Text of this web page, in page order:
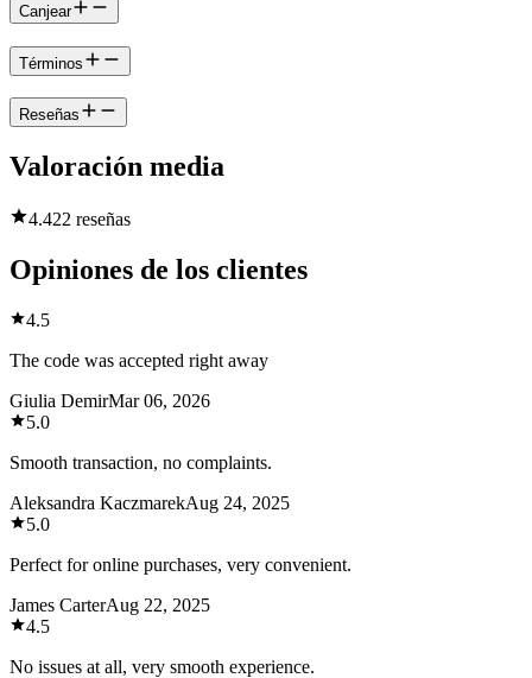
Canjear
Términos
Reseñas
Valoración media
4.422 reseñas
Opiniones de los clientes
4.5
The code was accepted right away
Giulia DemirMar 06, 2026
5.0
Smooth transaction, no complaints.
Aleksandra KaczmarekAug 24, 2025
5.0
Perfect for online purchases, very convenient.
James CarterAug 22, 2025
4.5
No issues at all, very smooth experience.